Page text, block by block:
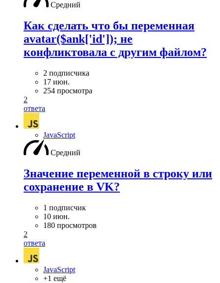
Средний
Как сделать что бы переменная
avatar($ank['id']); не
конфликтовала с другим файлом?
2 подписчика
17 июн.
254 просмотра
2
ответа
JavaScript
Средний
Значение переменной в строку или
сохранение в VK?
1 подписчик
10 июн.
180 просмотров
2
ответа
JavaScript
+1 ещё